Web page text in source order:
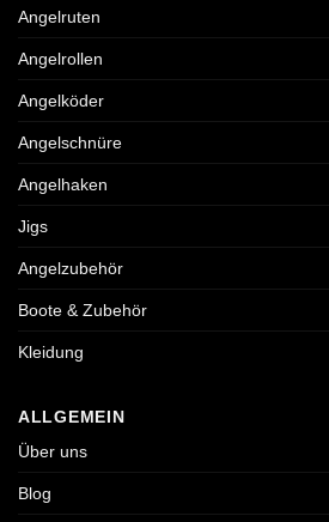
Angelruten
Angelrollen
Angelköder
Angelschnüre
Angelhaken
Jigs
Angelzubehör
Boote & Zubehör
Kleidung
ALLGEMEIN
Über uns
Blog